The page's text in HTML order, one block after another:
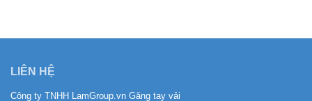
LIÊN HỆ
Công ty TNHH LamGroup.vn Găng tay vải